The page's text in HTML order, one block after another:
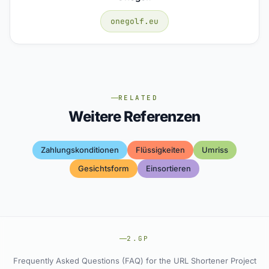
onegolf.eu
RELATED
Weitere Referenzen
Zahlungskonditionen Flüssigkeiten
Umriss
Gesichtsform
Einsortieren
2.GP
Frequently Asked Questions (FAQ) for the URL Shortener Project